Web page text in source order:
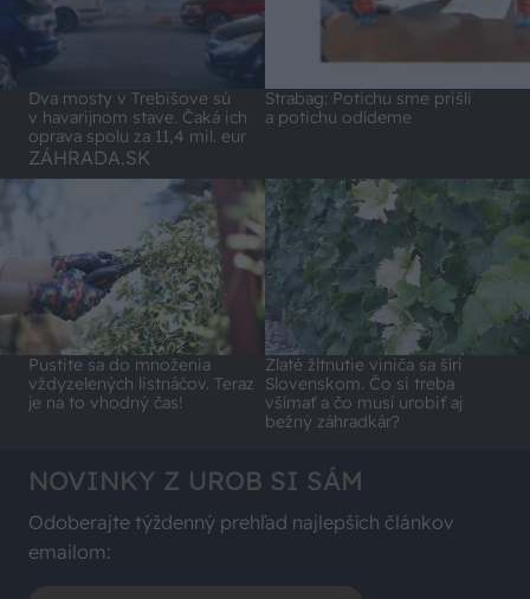
Dva mosty v Trebišove sú
v havarijnom stave. Čaká ich
oprava spolu za 11,4 mil. eur
Strabag: Potichu sme prišli
a potichu odídeme
ZÁHRADA.SK
Pustite sa do množenia
vždyzelených listnáčov. Teraz
je na to vhodný čas!
Zlaté žltnutie viniča sa šíri
Slovenskom. Čo si treba
všímať a čo musí urobiť aj
bežný záhradkár?
NOVINKY Z UROB SI SÁM
Odoberajte týždenný prehľad najlepších článkov
emailom: